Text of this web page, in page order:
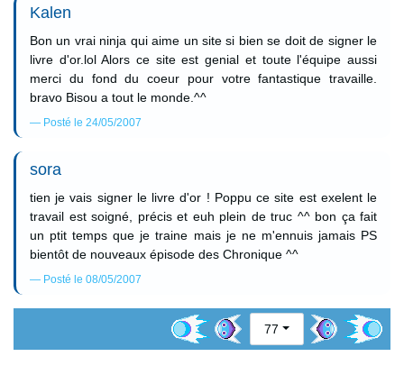
Kalen
Bon un vrai ninja qui aime un site si bien se doit de signer le
livre d'or.lol Alors ce site est genial et toute l'équipe aussi
merci du fond du coeur pour votre fantastique travaille.
bravo Bisou a tout le monde.^^
Posté le 24/05/2007
sora
tien je vais signer le livre d'or ! Poppu ce site est exelent le
travail est soigné, précis et euh plein de truc ^^ bon ça fait
un ptit temps que je traine mais je ne m'ennuis jamais PS
bientôt de nouveaux épisode des Chronique ^^
Posté le 08/05/2007
77